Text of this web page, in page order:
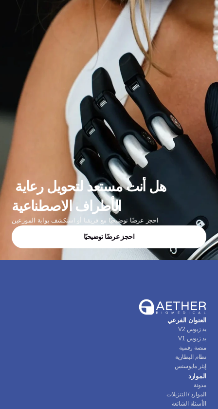
الأطراف الاصطناعية
احجز عرضًا توضيحيًا مع فريقنا أو استكشف بوابة الموزعين
احجز عرضًا توضيحيًا
العنوان الفرعي
يد زيوس V2
يد زيوس V1
منصة رقمية
نظام البطارية
إيثر مايوسنس
الموارد
مدونة
الموارد / التنزيلات
الأسئلة الشائعة